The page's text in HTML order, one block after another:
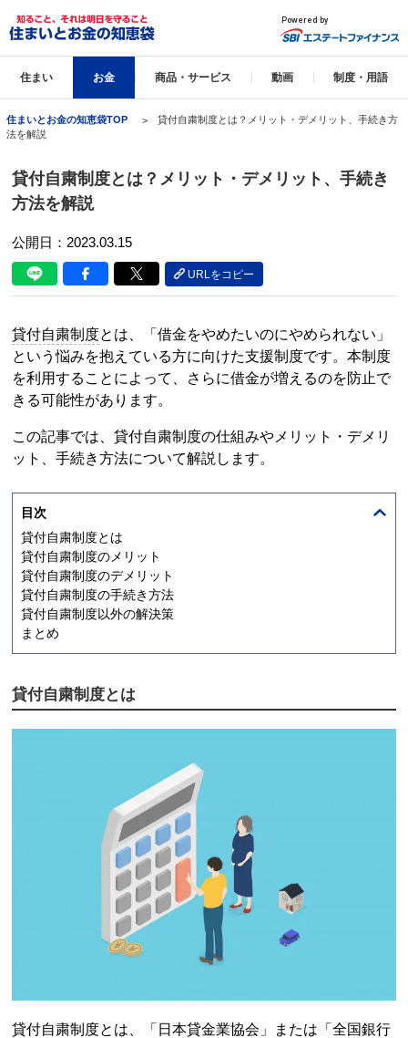
住まい お金 商品・サービス 動画 制度・用語
住まいとお金の知恵袋TOP
貸付自粛制度とは？メリット・デメリット、手続き方
法を解説
貸付自粛制度とは？メリット・デメリット、手続き
方法を解説
公開日：2023.03.15
URLをコピー
貸付自粛制度とは、「借金をやめたいのにやめられない」
という悩みを抱えている方に向けた支援制度です。本制度
を利用することによって、さらに借金が増えるのを防止で
きる可能性があります。
この記事では、貸付自粛制度の仕組みやメリット・デメリ
ット、手続き方法について解説します。
目次
貸付自粛制度とは
貸付自粛制度のメリット
貸付自粛制度のデメリット
貸付自粛制度の手続き方法
貸付自粛制度以外の解決策
まとめ
貸付自粛制度とは
貸付自粛制度とは、「 日本貸金業協会 」または「全国銀行